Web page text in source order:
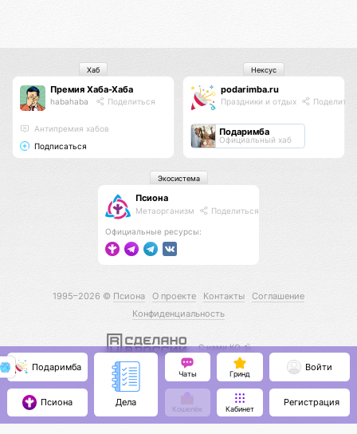
Премия Хаба-Хаба
habahaba Поделиться
Антипремия хабов
Подписаться
Хаб
podarimba.ru
Праздники и отдых
Подаримба
Официальный хаб
Нексус
Псиона
Метаорганизм Поделиться
Официальные ресурсы:
Экосистема
1995–2026 © Псиона О проекте Контакты
Соглашение
Конфиденциальность
С нами КО 🕉️
Подаримба
Псиона Дела
Чаты Гринд
Кошелёк Кабинет
Войти
Регистрация